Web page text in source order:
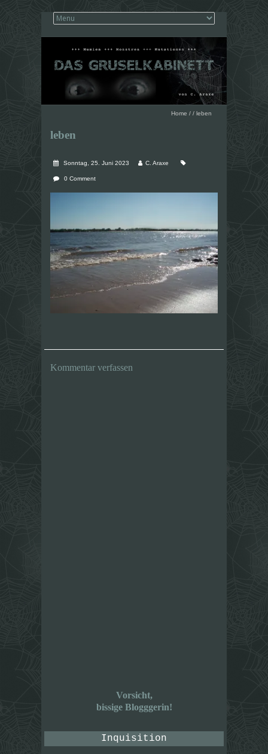
Home / / leben
leben
Sonntag, 25. Juni 2023 C. Araxe
0 Comment
Kommentar verfassen
Vorsicht,
bissige Blogggerin!
Inquisition